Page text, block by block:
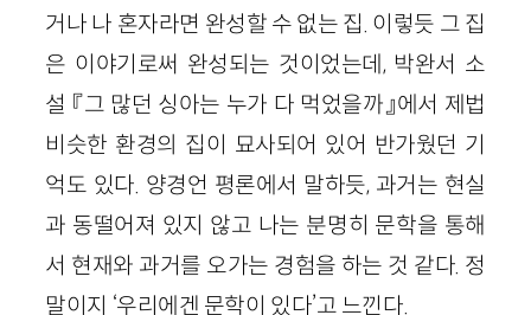
거나 나 혼자라면 완성할 수 없는 집. 이렇듯 그 집
은 이야기로써 완성되는 것이었는데, 박완서 소
설 『그 많던 싱아는 누가 다 먹었을까』에서 제법
비슷한 환경의 집이 묘사되어 있어 반가웠던 기
억도 있다. 양경언 평론에서 말하듯, 과거는 현실
과 동떨어져 있지 않고 나는 분명히 문학을 통해
서 현재와 과거를 오가는 경험을 하는 것 같다. 정
말이지 ‘우리에겐 문학이 있다’고 느낀다.